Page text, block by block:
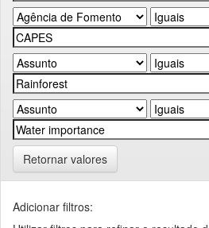
Retornar valores
Adicionar filtros: